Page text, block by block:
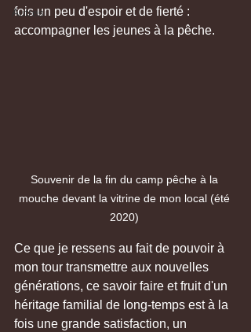
Autres
fois un peu d'espoir et de fierté :
accompagner les jeunes à la pêche.
Souvenir de la fin du camp pêche à la
mouche devant la vitrine de mon local (été
2020)
Ce que je ressens au fait de pouvoir à
mon tour transmettre aux nouvelles
générations, ce savoir faire et fruit d'un
héritage familial de long-temps est à la
fois une grande satisfaction, un